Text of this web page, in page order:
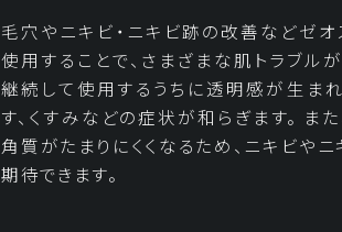
毛穴やニキビ・ニキビ跡の改善などゼ
使用することで、さまざまな肌トラブル
継続して使用するうちに透明感が生まれ
す、くすみなどの症状が和らぎます。 ま
角質がたまりにくくなるため、ニキビや
期待できます。